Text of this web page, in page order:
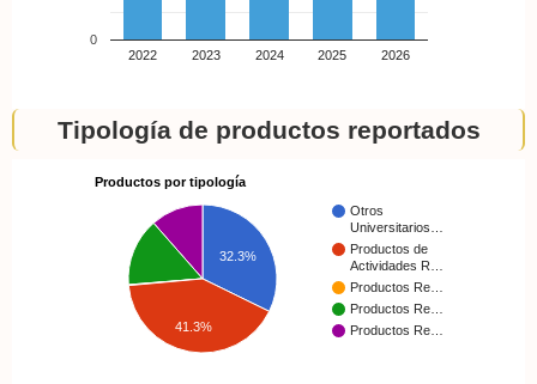
2022 2023 2024 2025 2026
0
Tipología de productos reportados
Productos por tipología
Otros
Universitarios…
Productos de
Actividades R…
Productos Re…
Productos Re…
Productos Re…
32.3%
41.3%